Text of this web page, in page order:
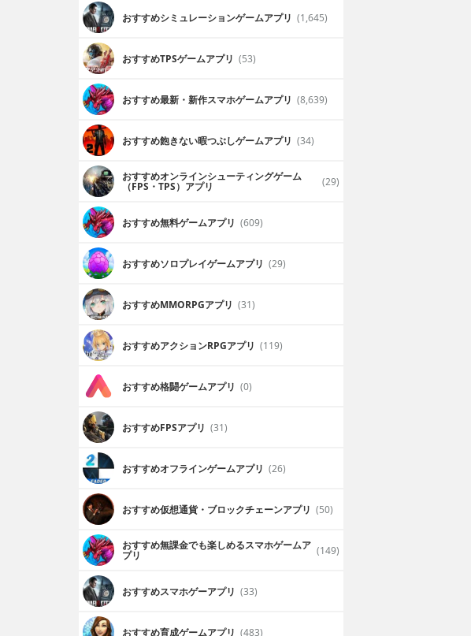
おすすめシミュレーションゲームアプリ (1,645)
おすすめTPSゲームアプリ (53)
おすすめ最新・新作スマホゲームアプリ (8,639)
おすすめ飽きない暇つぶしゲームアプリ (34)
おすすめオンラインシューティングゲーム
（FPS・TPS）アプリ (29)
おすすめ無料ゲームアプリ (609)
おすすめソロプレイゲームアプリ (29)
おすすめ MMORPGアプリ (31)
おすすめアクションRPGアプリ (119)
おすすめ格闘ゲームアプリ (0)
おすすめFPSアプリ (31)
おすすめオフラインゲームアプリ (26)
おすすめ仮想通貨・ブロックチェーンアプリ (50)
おすすめ無課金でも楽しめるスマホゲームア
プリ (149)
おすすめスマホゲーアプリ (33)
おすすめ育成ゲームアプリ (483)